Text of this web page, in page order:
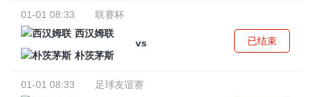
01-01 08:33
联赛杯
西汉姆联
vs
朴茨茅斯
已结束
01-01 08:33
足球友谊赛